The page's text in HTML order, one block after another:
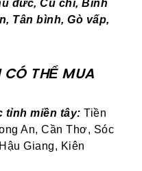
đức, Củ chi, Bình
Tân bình, Gò vấp,
CÓ THỂ MUA
tỉnh miền tây: Tiền
An, Cần Thơ, Sóc
Giang, Kiên